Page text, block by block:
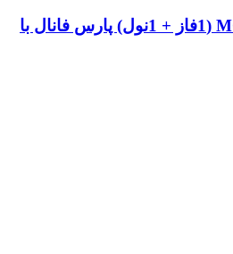
کلید مینیاتوری 2 پل MCB (1فاز + 1نول) پارس فانال با